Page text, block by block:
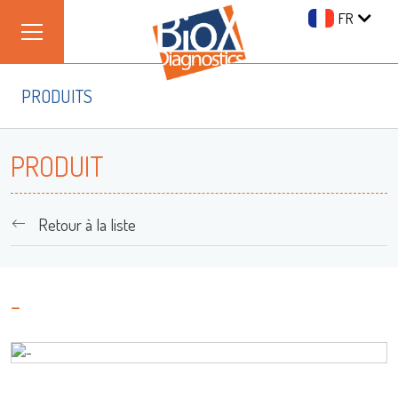
FR
PRODUITS
PRODUIT
Retour à la liste
-